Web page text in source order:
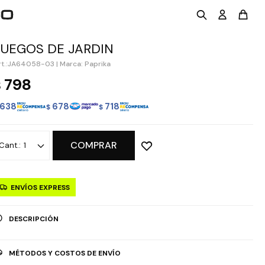
DE JARDIN
JA64058-03 | Marca: Paprika
798
638 $ 678 $ 718
1 COMPRAR
ENVÍOS EXPRESS
DESCRIPCIÓN
MÉTODOS Y COSTOS DE ENVÍO